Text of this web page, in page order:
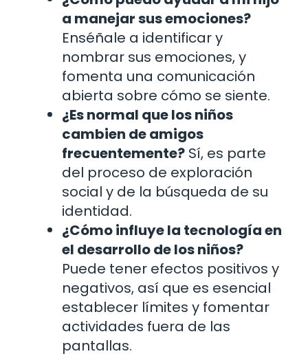
a manejar sus emociones?
Enséñale a identificar y
nombrar sus emociones, y
fomenta una comunicación
abierta sobre cómo se siente.
¿Es normal que los niños
cambien de amigos
frecuentemente? Sí, es parte
del proceso de exploración
social y de la búsqueda de su
identidad.
¿Cómo influye la tecnología en
el desarrollo de los niños?
Puede tener efectos positivos y
negativos, así que es esencial
establecer límites y fomentar
actividades fuera de las
pantallas.